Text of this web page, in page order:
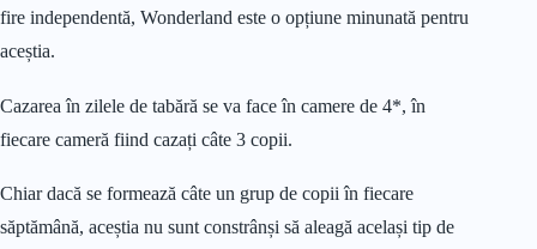
fire independentă, Wonderland este o opțiune minunată pentru
aceștia.
Cazarea în zilele de tabără se va face în camere de 4*, în
fiecare cameră fiind cazați câte 3 copii.
Chiar dacă se formează câte un grup de copii în fiecare
săptămână, aceștia nu sunt constrânși să aleagă același tip de